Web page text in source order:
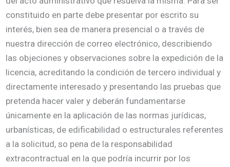
constituido en parte debe presentar por escrito su
interés, bien sea de manera presencial o a través de
nuestra dirección de correo electrónico, describiendo
las objeciones y observaciones sobre la expedición de la
licencia, acreditando la condición de tercero individual y
directamente interesado y presentando las pruebas que
pretenda hacer valer y deberán fundamentarse
únicamente en la aplicación de las normas jurídicas,
urbanísticas, de edificabilidad o estructurales referentes
a la solicitud, so pena de la responsabilidad
extracontractual en la que podría incurrir por los